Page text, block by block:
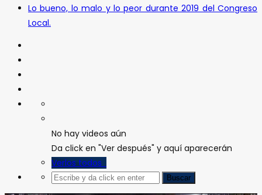
Lo bueno, lo malo y lo peor durante 2019 del Congreso
Local.
No hay videos aún
Da click en "Ver después" y aquí aparecerán
Verlos todos